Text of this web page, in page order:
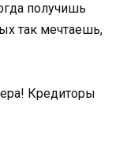
получишь
так мечтаешь,
Кредиторы